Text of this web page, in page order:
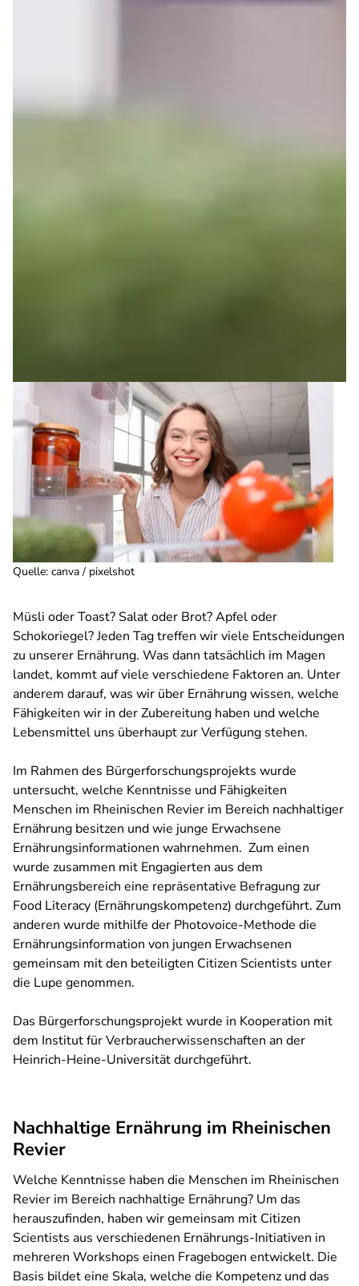
Quelle: canva / pixelshot
Müsli oder Toast? Salat oder Brot? Apfel oder
Schokoriegel? Jeden Tag treffen wir viele Entscheidungen
zu unserer Ernährung. Was dann tatsächlich im Magen
landet, kommt auf viele verschiedene Faktoren an. Unter
anderem darauf, was wir über Ernährung wissen, welche
Fähigkeiten wir in der Zubereitung haben und welche
Lebensmittel uns überhaupt zur Verfügung stehen.
Im Rahmen des Bürgerforschungsprojekts wurde
untersucht, welche Kenntnisse und Fähigkeiten
Menschen im Rheinischen Revier im Bereich nachhaltiger
Ernährung besitzen und wie junge Erwachsene
Ernährungsinformationen wahrnehmen. Zum einen
wurde zusammen mit Engagierten aus dem
Ernährungsbereich eine repräsentative Befragung zur
Food Literacy (Ernährungskompetenz) durchgeführt. Zum
anderen wurde mithilfe der Photovoice-Methode die
Ernährungsinformation von jungen Erwachsenen
gemeinsam mit den beteiligten Citizen Scientists unter
die Lupe genommen.
Das Bürgerforschungsprojekt wurde in Kooperation mit
dem Institut für Verbraucherwissenschaften an der
Heinrich-Heine-Universität durchgeführt.
Nachhaltige Ernährung im Rheinischen
Revier
Welche Kenntnisse haben die Menschen im Rheinischen
Revier im Bereich nachhaltige Ernährung? Um das
herauszufinden, haben wir gemeinsam mit Citizen
Scientists aus verschiedenen Ernährungs-Initiativen in
mehreren Workshops einen Fragebogen entwickelt. Die
Basis bildet eine Skala, welche die Kompetenz und das